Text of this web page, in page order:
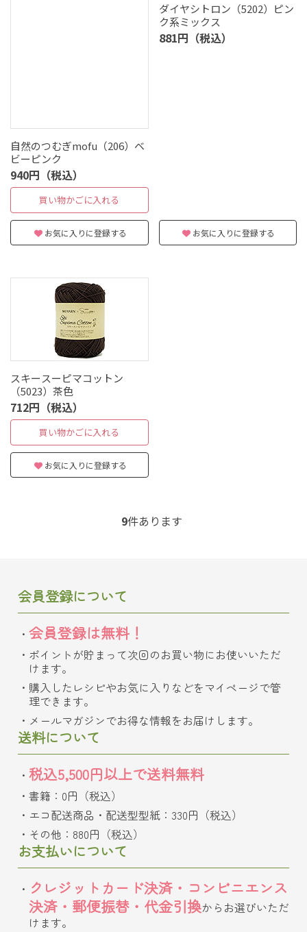
自然のつむぎmofu（206）ベ
ビーピンク
940円（税込）
買い物かごに入れる
お気に入りに登録する
ダイヤシトロン（5202）ピン
ク系ミックス
881円（税込）
お気に入りに登録する
スキースーピマコットン
（5023）茶色
712円（税込）
買い物かごに入れる
お気に入りに登録する
9件あります
会員登録について
会員登録は無料！
ポイントが貯まって次回のお買い物にお使いいただ
けます。
購入したレシピやお気に入りなどをマイページで管
理できます。
メールマガジンでお得な情報をお届けします。
送料について
税込5,500円以上で送料無料
書籍：0円（税込）
エコ配送商品・配送型型紙：330円（税込）
その他：880円（税込）
お支払いについて
クレジットカード決済・コンビニエンス
決済・郵便振替・代金引換からお選びいただ
けます。